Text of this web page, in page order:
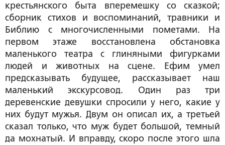
крестьянского быта вперемешку со сказкой;
сборник стихов и воспоминаний, травники и
Библию с многочисленными пометами. На
первом этаже восстановлена обстановка
маленького театра с глиняными фигурками
людей и животных на сцене. Ефим умел
предсказывать будущее, рассказывает наш
маленький экскурсовод. Один раз три
деревенские девушки спросили у него, какие у
них будут мужья. Двум он описал их, а третьей
сказал только, что муж будет большой, темный
да мохнатый. И вправду, скоро после этого шла